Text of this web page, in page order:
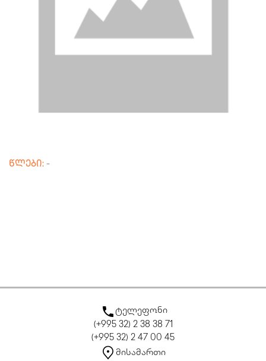
წლები: -
ტელეფონი
(+995 32) 2 38 38 71
(+995 32) 2 47 00 45
მისამართი